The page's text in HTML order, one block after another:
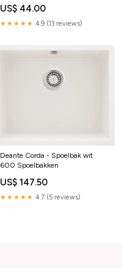
US$ 44.00
★★★★★ 4.9 (13 reviews)
Deante Corda - Spoelbak wit
600 Spoelbakken
US$ 147.50
★★★★★ 4.7 (5 reviews)